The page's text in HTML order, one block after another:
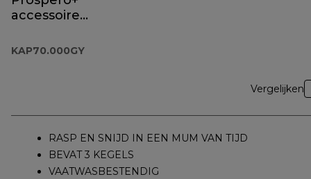
accessoire
KAP70.000GY
Vergelijken
RASP EN SNIJD IN EEN MUM VAN TIJD
BEVAT 3 KEGELS
VAATWASBESTENDIG